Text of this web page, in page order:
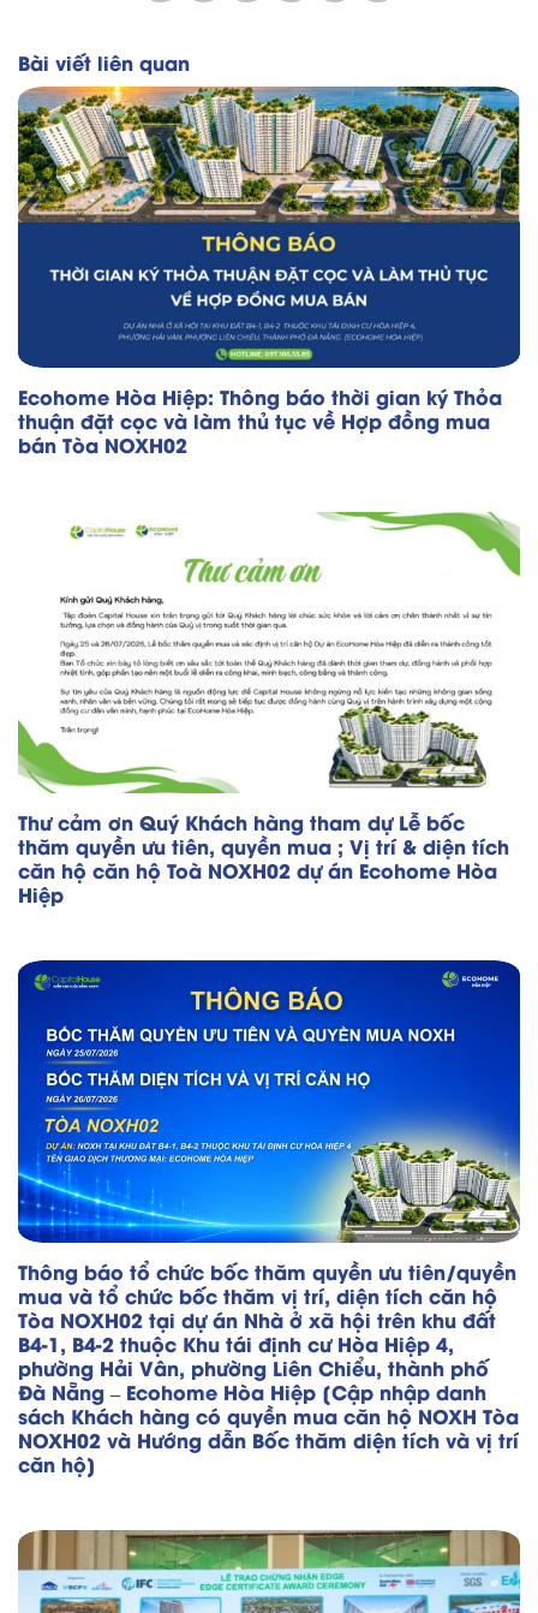
Bài viết liên quan
Ecohome Hòa Hiệp: Thông báo thời gian ký Thỏa
thuận đặt cọc và làm thủ tục về Hợp đồng mua
bán Tòa NOXH02
Thư cảm ơn Quý Khách hàng tham dự Lễ bốc
thăm quyền ưu tiên, quyền mua ; Vị trí & diện tích
căn hộ căn hộ Toà NOXH02 dự án Ecohome Hòa
Hiệp
Thông báo tổ chức bốc thăm quyền ưu tiên/quyền
mua và tổ chức bốc thăm vị trí, diện tích căn hộ
Tòa NOXH02 tại dự án Nhà ở xã hội trên khu đất
B4-1, B4-2 thuộc Khu tái định cư Hòa Hiệp 4,
phường Hải Vân, phường Liên Chiểu, thành phố
Đà Nẵng – Ecohome Hòa Hiệp [Cập nhập danh
sách Khách hàng có quyền mua căn hộ NOXH Tòa
NOXH02 và Hướng dẫn Bốc thăm diện tích và vị trí
căn hộ]